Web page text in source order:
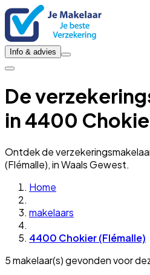
Info & advies
De
in 4400
Ontdek de
(Flémalle), in Waals Gewest.
Home
makelaars
4400 Chokier (Flémalle)
5 makelaar(s) gevonden voor